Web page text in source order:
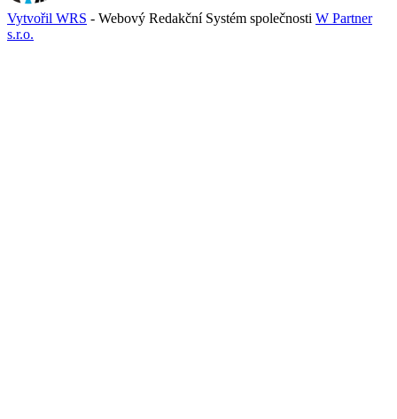
Vytvořil WRS - Webový Redakční Systém společnosti W Partner
s.r.o.